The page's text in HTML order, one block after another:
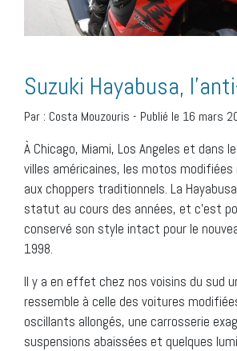
Suzuki Hayabusa,
Par : Costa Mouzouris - Publié le 16 mars
À Chicago, Miami, Los Angeles et dans
villes américaines, les motos
aux choppers traditionnels. La
statut au cours des années, et c’est
conservé son style intact pour le
1998.
Il y a en effet chez nos voisins du sud
ressemble à celle des voitures
oscillants allongés, une carrosserie
suspensions abaissées et quelques